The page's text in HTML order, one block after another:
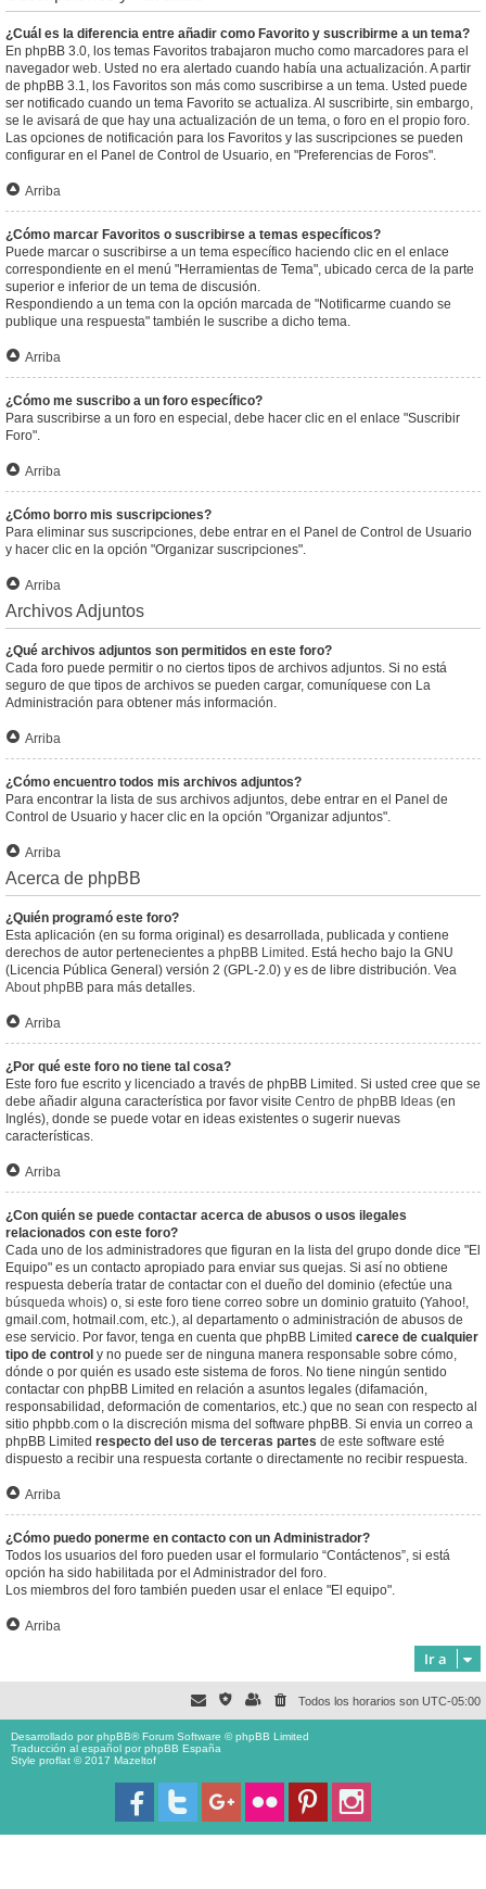
¿Cuál es la diferencia entre añadir como Favorito y suscribirme a un tema?
En phpBB 3.0, los temas Favoritos trabajaron mucho como marcadores para el
navegador web. Usted no era alertado cuando había una actualización. A partir
de phpBB 3.1, los Favoritos son más como suscribirse a un tema. Usted puede
ser notificado cuando un tema Favorito se actualiza. Al suscribirte, sin embargo,
se le avisará de que hay una actualización de un tema, o foro en el propio foro.
Las opciones de notificación para los Favoritos y las suscripciones se pueden
configurar en el Panel de Control de Usuario, en "Preferencias de Foros".
Arriba
¿Cómo marcar Favoritos o suscribirse a temas específicos?
Puede marcar o suscribirse a un tema específico haciendo clic en el enlace
correspondiente en el menú "Herramientas de Tema", ubicado cerca de la parte
superior e inferior de un tema de discusión.
Respondiendo a un tema con la opción marcada de "Notificarme cuando se
publique una respuesta" también le suscribe a dicho tema.
Arriba
¿Cómo me suscribo a un foro específico?
Para suscribirse a un foro en especial, debe hacer clic en el enlace "Suscribir
Foro".
Arriba
¿Cómo borro mis suscripciones?
Para eliminar sus suscripciones, debe entrar en el Panel de Control de Usuario
y hacer clic en la opción "Organizar suscripciones".
Arriba
Archivos Adjuntos
¿Qué archivos adjuntos son permitidos en este foro?
Cada foro puede permitir o no ciertos tipos de archivos adjuntos. Si no está
seguro de que tipos de archivos se pueden cargar, comuníquese con La
Administración para obtener más información.
Arriba
¿Cómo encuentro todos mis archivos adjuntos?
Para encontrar la lista de sus archivos adjuntos, debe entrar en el Panel de
Control de Usuario y hacer clic en la opción "Organizar adjuntos".
Arriba
Acerca de phpBB
¿Quién programó este foro?
Esta aplicación (en su forma original) es desarrollada, publicada y contiene
derechos de autor pertenecientes a phpBB Limited . Está hecho bajo la GNU
(Licencia Pública General) versión 2 (GPL-2.0) y es de libre distribución. Vea
About phpBB para más detalles.
Arriba
¿Por qué este foro no tiene tal cosa?
Este foro fue escrito y licenciado a través de phpBB Limited. Si usted cree que se
debe añadir alguna característica por favor visite Centro de phpBB Ideas (en
Inglés), donde se puede votar en ideas existentes o sugerir nuevas
características.
Arriba
¿Con quién se puede contactar acerca de abusos o usos ilegales
relacionados con este foro?
Cada uno de los administradores que figuran en la lista del grupo donde dice "El
Equipo" es un contacto apropiado para enviar sus quejas. Si así no obtiene
respuesta debería tratar de contactar con el dueño del dominio (efectúe una
búsqueda whois) o, si este foro tiene correo sobre un dominio gratuito (Yahoo!,
gmail.com, hotmail.com, etc.), al departamento o administración de abusos de
ese servicio. Por favor, tenga en cuenta que phpBB Limited carece de cualquier
tipo de control y no puede ser de ninguna manera responsable sobre cómo,
dónde o por quién es usado este sistema de foros. No tiene ningún sentido
contactar con phpBB Limited en relación a asuntos legales (difamación,
responsabilidad, deformación de comentarios, etc.) que no sean con respecto al
sitio phpbb.com o la discreción misma del software phpBB. Si envia un correo a
phpBB Limited respecto del uso de terceras partes de este software esté
dispuesto a recibir una respuesta cortante o directamente no recibir respuesta.
Arriba
¿Cómo puedo ponerme en contacto con un Administrador?
Todos los usuarios del foro pueden usar el formulario “Contáctenos”, si está
opción ha sido habilitada por el Administrador del foro.
Los miembros del foro también pueden usar el enlace "El equipo".
Arriba
Ir a
Todos los horarios son UTC-05:00
Desarrollado porphpBB® Forum Software © phpBB Limited
Traducción al español porphpBB España
Style proflat © 2017 Mazeltof